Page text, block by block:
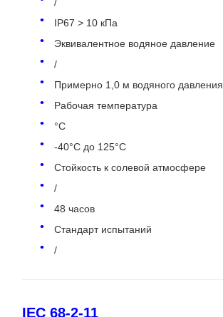
IP67 > 10 кПа
Эквивалентное водяное давление
/
Примерно 1,0 м водяного давления
Рабочая температура
°C
-40°C до 125°C
Стойкость к солевой атмосфере
/
48 часов
Стандарт испытаний
/
IEC 68-2-11